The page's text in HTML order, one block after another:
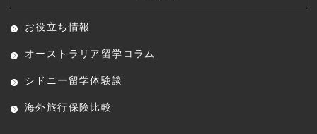
お役立ち情報
オーストラリア留学コラム
シドニー留学体験談
海外旅行保険比較